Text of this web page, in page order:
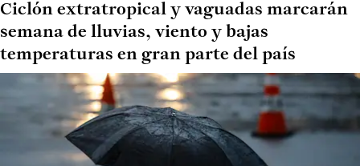
Ciclón extratropical y vaguadas marcarán
semana de lluvias, viento y bajas
temperaturas en gran parte del país